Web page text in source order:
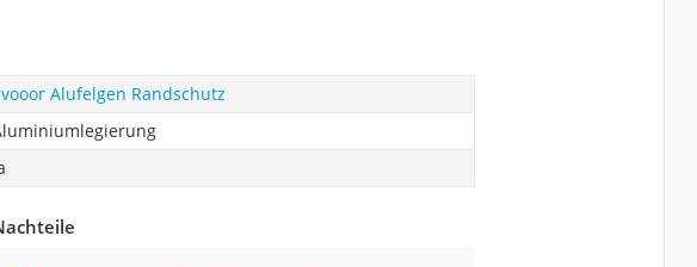
Alufelgen Randschutz